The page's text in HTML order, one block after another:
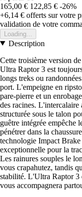
165,00 € 122,85 € -26%
+6,14 € offerts sur votre
validation de votre
Loading...
Description
Cette troisième version
Ultra Raptor 3 est
longs treks ou
port. L'empeigne en
pare-pierre et un
des racines. L'intercalaire
structurée sous le talon
guêtre intégrée empêche
pénétrer dans la
technologie Impact
exceptionnelle pour la
Les rainures souples le
vous crapahutez, tandis
stabilité. L'Ultra Raptor 3
vous accompagnera